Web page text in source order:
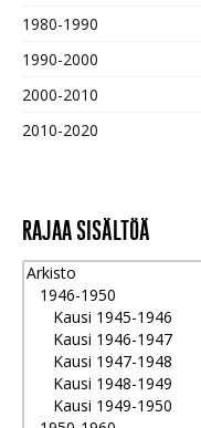
1980-1990
1990-2000
2000-2010
2010-2020
RAJAA SISÄLTÖÄ